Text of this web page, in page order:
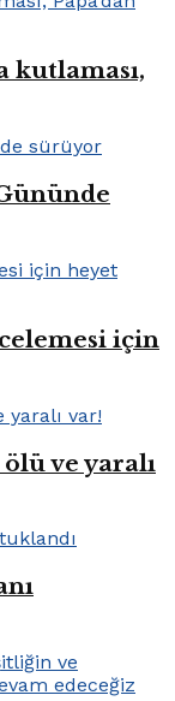
kutlaması,
için
ölü ve yaralı